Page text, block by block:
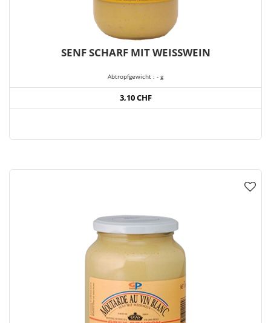
SENF SCHARF MIT WEISSWEIN
Abtropfgewicht : - g
3,10 CHF